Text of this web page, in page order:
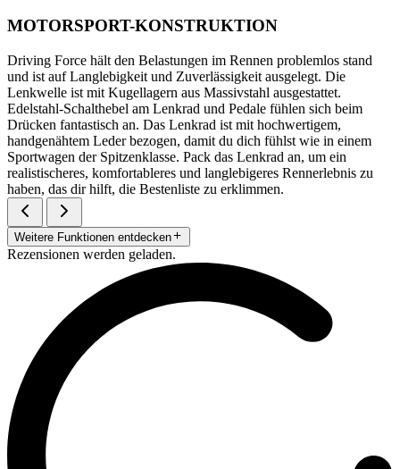
MOTORSPORT-KONSTRUKTION
Driving Force hält den Belastungen im Rennen problemlos stand
und ist auf Langlebigkeit und Zuverlässigkeit ausgelegt. Die
Lenkwelle ist mit Kugellagern aus Massivstahl ausgestattet.
Edelstahl-Schalthebel am Lenkrad und Pedale fühlen sich beim
Drücken fantastisch an. Das Lenkrad ist mit hochwertigem,
handgenähtem Leder bezogen, damit du dich fühlst wie in einem
Sportwagen der Spitzenklasse. Pack das Lenkrad an, um ein
realistischeres, komfortableres und langlebigeres Rennerlebnis zu
haben, das dir hilft, die Bestenliste zu erklimmen.
Weitere Funktionen entdecken
Rezensionen werden geladen.